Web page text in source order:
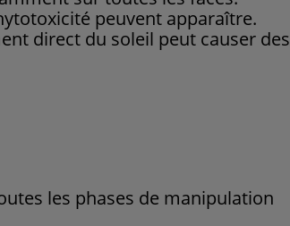
peuvent apparaître.
direct du soleil peut causer des
les phases de manipulation